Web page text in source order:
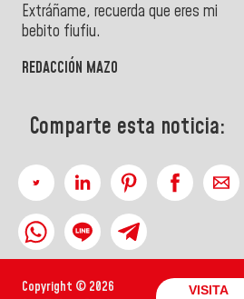
Extráñame, recuerda que eres mi
bebito fiufiu.
REDACCIÓN MAZO
Comparte esta noticia:
Copyright © 2026
VISITA